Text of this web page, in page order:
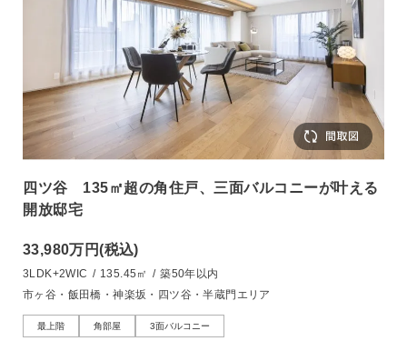
四ツ谷 135㎡超の角住戸、三面バルコニーが叶える
開放邸宅
33,980万円(税込)
3LDK+2WIC / 135.45㎡ / 築50年以内
市ヶ谷・飯田橋・神楽坂・四ツ谷・半蔵門エリア
最上階 角部屋 3面バルコニー